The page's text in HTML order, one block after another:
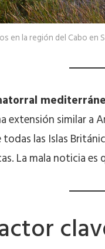
en la región del Cabo
extensión similar a
las Islas
La mala noticia